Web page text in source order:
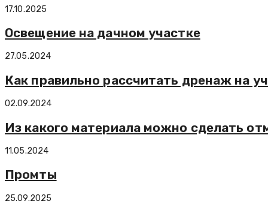
17.10.2025
Освещение на дачном участке
27.05.2024
Как правильно рассчитать дренаж на
02.09.2024
Из какого материала можно сделать
11.05.2024
Промты
25.09.2025